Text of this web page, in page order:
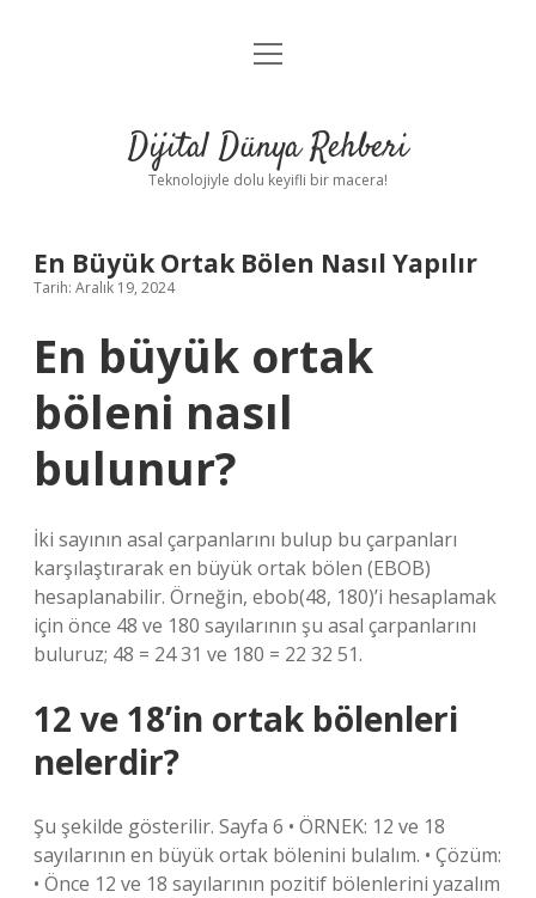
Anasayfa
Yasal Uyarı
menüyü
Dijital Dünya Rehberi
Teknolojiyle dolu keyifli bir macera!
En Büyük Ortak Bölen Nasıl Yapılır
Tarih: Aralık 19, 2024
En büyük ortak
böleni nasıl
bulunur?
İki sayının asal çarpanlarını bulup bu çarpanları
karşılaştırarak en büyük ortak bölen (EBOB)
hesaplanabilir. Örneğin, ebob(48, 180)’i hesaplamak
için önce 48 ve 180 sayılarının şu asal çarpanlarını
buluruz; 48 = 24 31 ve 180 = 22 32 51.
12 ve 18’in ortak bölenleri
nelerdir?
Şu şekilde gösterilir. Sayfa 6 • ÖRNEK: 12 ve 18
sayılarının en büyük ortak bölenini bulalım. • Çözüm:
• Önce 12 ve 18 sayılarının pozitif bölenlerini yazalım